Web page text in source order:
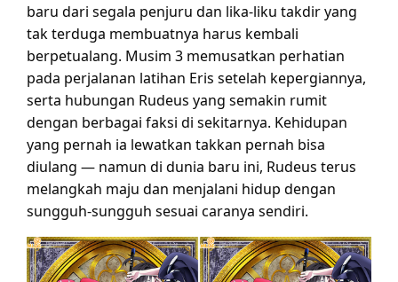
baru dari segala penjuru dan lika-liku takdir yang
tak terduga membuatnya harus kembali
berpetualang. Musim 3 memusatkan perhatian
pada perjalanan latihan Eris setelah kepergiannya,
serta hubungan Rudeus yang semakin rumit
dengan berbagai faksi di sekitarnya. Kehidupan
yang pernah ia lewatkan takkan pernah bisa
diulang — namun di dunia baru ini, Rudeus terus
melangkah maju dan menjalani hidup dengan
sungguh-sungguh sesuai caranya sendiri.